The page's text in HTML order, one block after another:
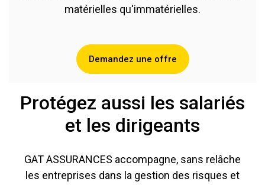
matérielles qu'immatérielles.
Demandez une offre
Protégez aussi les salariés
et les dirigeants
GAT ASSURANCES accompagne, sans relâche
les entreprises dans la gestion des risques et